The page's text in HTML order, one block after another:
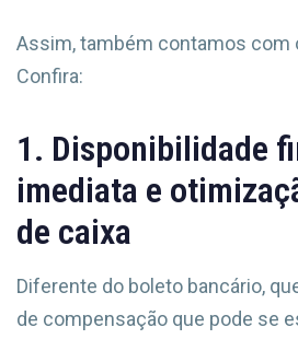
Assim, também contamos com
Confira:
1. Disponibilidade
imediata e
de caixa
Diferente do boleto bancário,
de compensação que pode se